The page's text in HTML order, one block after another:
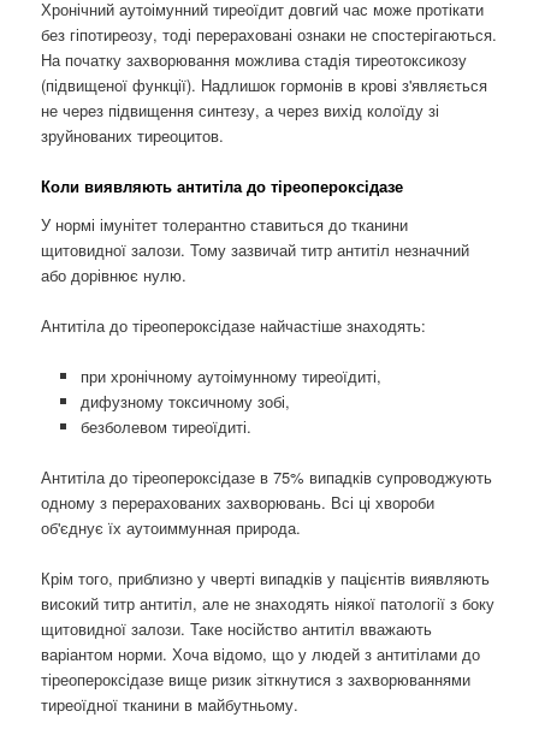
Хронічний аутоімунний тиреоїдит довгий час може протікати
без гіпотиреозу, тоді перераховані ознаки не спостерігаються.
На початку захворювання можлива стадія тиреотоксикозу
(підвищеної функції). Надлишок гормонів в крові з'являється
не через підвищення синтезу, а через вихід колоїду зі
зруйнованих тиреоцитов.
Коли виявляють антитіла до тіреопероксідазе
У нормі імунітет толерантно ставиться до тканини
щитовидної залози. Тому зазвичай титр антитіл незначний
або дорівнює нулю.
Антитіла до тіреопероксідазе найчастіше знаходять:
при хронічному аутоімунному тиреоїдиті,
дифузному токсичному зобі,
безболевом тиреоїдиті.
Антитіла до тіреопероксідазе в 75% випадків супроводжують
одному з перерахованих захворювань. Всі ці хвороби
об'єднує їх аутоиммунная природа.
Крім того, приблизно у чверті випадків у пацієнтів виявляють
високий титр антитіл, але не знаходять ніякої патології з боку
щитовидної залози. Таке носійство антитіл вважають
варіантом норми. Хоча відомо, що у людей з антитілами до
тіреопероксідазе вище ризик зіткнутися з захворюваннями
тиреоїдної тканини в майбутньому.